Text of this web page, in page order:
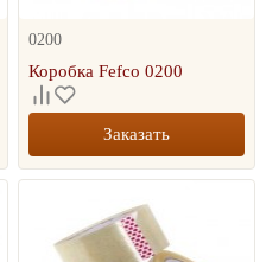
0200
Коробка Fefco 0200
Заказать